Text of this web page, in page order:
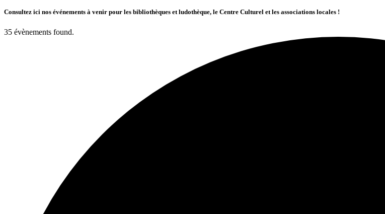
Consultez ici nos événements à venir pour les bibliothèques et ludothèque, le Centre Culturel et les associations locales !
35 évènements found.